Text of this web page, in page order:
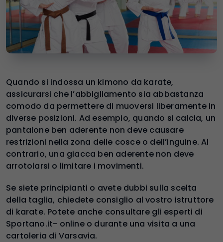
Quando si indossa un kimono da karate,
assicurarsi che l’abbigliamento sia abbastanza
comodo da permettere di muoversi liberamente in
diverse posizioni. Ad esempio, quando si calcia, un
pantalone ben aderente non deve causare
restrizioni nella zona delle cosce o dell’inguine. Al
contrario, una giacca ben aderente non deve
arrotolarsi o limitare i movimenti.
Se siete principianti o avete dubbi sulla scelta
della taglia, chiedete consiglio al vostro istruttore
di karate. Potete anche consultare gli esperti di
Sportano.it- online o durante una visita a una
cartoleria di Varsavia.